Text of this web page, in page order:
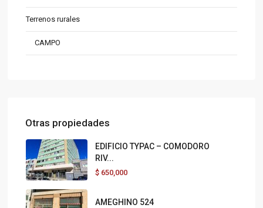
Terrenos rurales
CAMPO
Otras propiedades
EDIFICIO TYPAC – COMODORO
RIV...
$ 650,000
AMEGHINO 524